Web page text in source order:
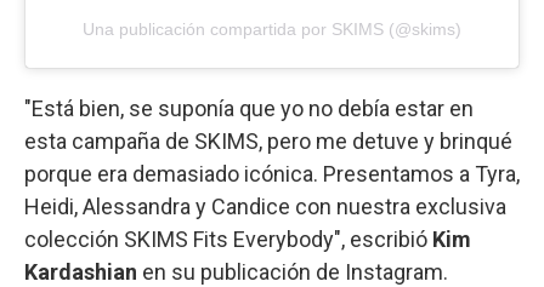
Una publicación compartida por SKIMS (@skims)
"Está bien, se suponía que yo no debía estar en
esta campaña de SKIMS, pero me detuve y brinqué
porque era demasiado icónica. Presentamos a Tyra,
Heidi, Alessandra y Candice con nuestra exclusiva
colección SKIMS Fits Everybody", escribió Kim
Kardashian en su publicación de Instagram.